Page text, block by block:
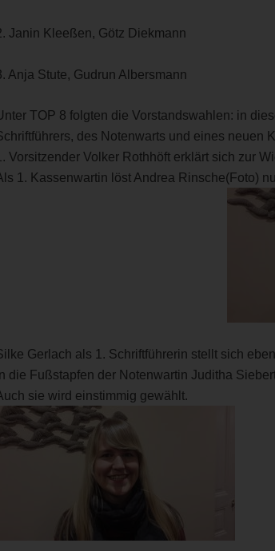
Janin Kleeßen, Götz Diekmann
Anja Stute, Gudrun Albersmann
TOP 8 folgten die Vorstandswahlen: in
des Notenwarts und eines neuen
Vorsitzender Volker Rothhöft erklärt sich zur
1. Kassenwartin löst Andrea Rinsche(Foto)
Gerlach als 1. Schriftführerin stellt sich
In die Fußstapfen der Notenwartin Juditha
sie wird einstimmig gewählt.